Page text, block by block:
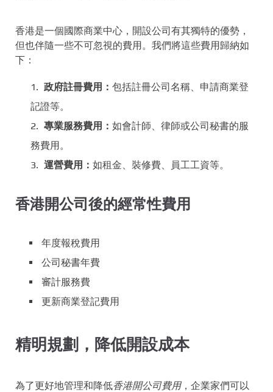
香港是一個國際商業中心，開設公司有其獨特的優勢，
但也伴隨一些不可忽視的費用。我們將這些費用歸納如
下：
政府註冊費用： 包括註冊公司名稱、申請商業登
記證等。
專業服務費用： 如會計師、律師或公司秘書的服
務費用。
運營費用： 如租金、裝修費、員工工資等。
香港開公司後的經常性費用
年度報稅費用
公司秘書年費
審計服務費
更新商業登記費用
精明規劃，降低開設成本
為了更好地管理和降低香港開公司費用，企業家們可以